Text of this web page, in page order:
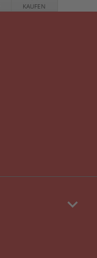
KAUFEN
keyboard_arrow_down